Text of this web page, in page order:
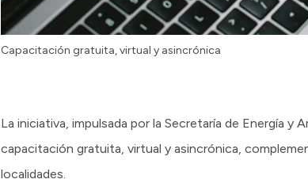
Capacitación gratuita, virtual y asincrónica
La iniciativa, impulsada por la Secretaría de Energía
capacitación gratuita, virtual y asincrónica,
localidades.